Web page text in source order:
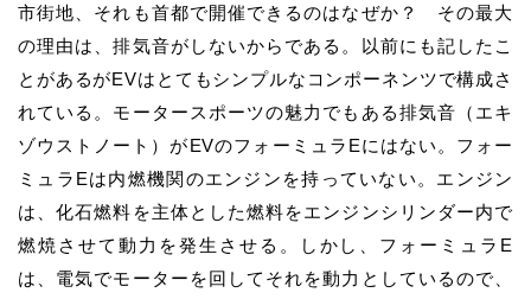
市街地、それも首都で開催できるのはなぜか？ その最大
の理由は、排気音がしないからである。以前にも記したこ
とがあるがEVはとてもシンプルなコンポーネンツで構成さ
れている。モータースポーツの魅力でもある排気音（エキ
ゾウストノート）がEVのフォーミュラEにはない。フォー
ミュラEは内燃機関のエンジンを持っていない。エンジン
は、化石燃料を主体とした燃料をエンジンシリンダー内で
燃焼させて動力を発生させる。しかし、フォーミュラE
は、電気でモーターを回してそれを動力としているので、